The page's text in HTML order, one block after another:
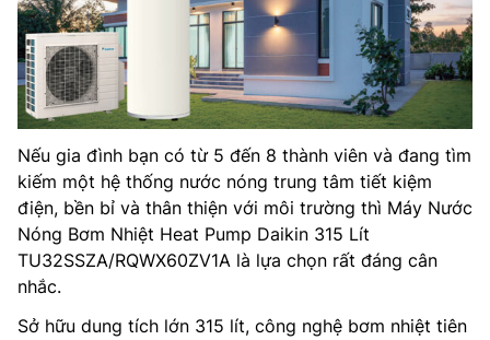
Nếu gia đình bạn có từ 5 đến 8 thành viên và đang tìm
kiếm một hệ thống nước nóng trung tâm tiết kiệm
điện, bền bỉ và thân thiện với môi trường thì Máy Nước
Nóng Bơm Nhiệt Heat Pump Daikin 315 Lít
TU32SSZA/RQWX60ZV1A là lựa chọn rất đáng cân
nhắc.
Sở hữu dung tích lớn 315 lít, công nghệ bơm nhiệt tiên